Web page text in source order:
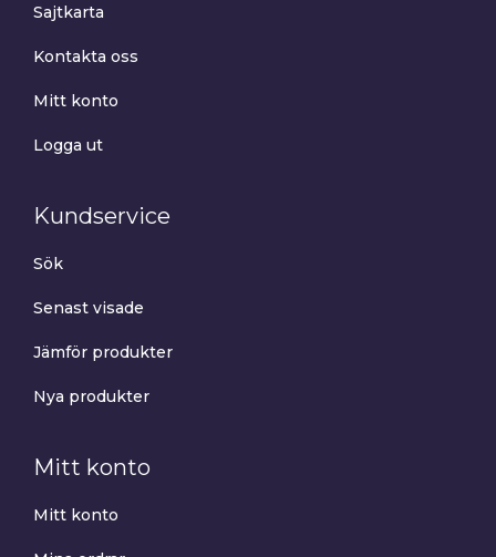
Sajtkarta
Kontakta oss
Mitt konto
Logga ut
Kundservice
Sök
Senast visade
Jämför produkter
Nya produkter
Mitt konto
Mitt konto